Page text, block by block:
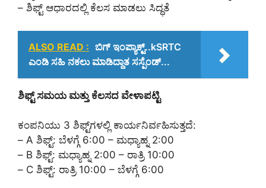
– ಶಿಫ್ಟ್ ಆಧಾರದಲ್ಲಿ ಕೆಲಸ ಮಾಡಲು ಸಿದ್ಧತೆ
ALSO READ : ಬಿಗ್ ಇಂಪ್ಯಾಕ್ಟ್..kSRTC
ಎಂಡಿ ಸಹಿ ನಕಲು ಮಾಡಿದ್ದಾತ ಸಸ್ಪೆಂಡ್...
ಶಿಫ್ಟ್ ಸಮಯ ಮತ್ತು ಕೆಲಸದ ವೇಳಾಪಟ್ಟಿ
ಕಂಪನಿಯು 3 ಶಿಫ್ಟ್‌ಗಳಲ್ಲಿ ಕಾರ್ಯನಿರ್ವಹಿಸುತ್ತದೆ:
– A ಶಿಫ್ಟ್: ಬೆಳಗ್ಗೆ 6:00 – ಮಧ್ಯಾಹ್ನ 2:00
– B ಶಿಫ್ಟ್: ಮಧ್ಯಾಹ್ನ 2:00 – ರಾತ್ರಿ 10:00
– C ಶಿಫ್ಟ್: ರಾತ್ರಿ 10:00 – ಬೆಳಗ್ಗೆ 6:00